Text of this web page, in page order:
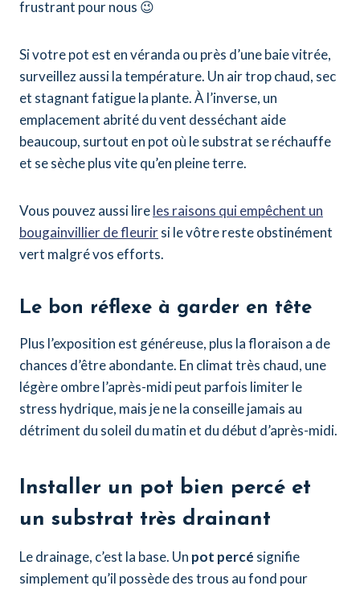
frustrant pour nous 😉
Si votre pot est en véranda ou près d’une baie vitrée,
surveillez aussi la température. Un air trop chaud, sec
et stagnant fatigue la plante. À l’inverse, un
emplacement abrité du vent desséchant aide
beaucoup, surtout en pot où le substrat se réchauffe
et se sèche plus vite qu’en pleine terre.
Vous pouvez aussi lireles raisons qui empêchent un
bougainvillier de fleurirsi le vôtre reste obstinément
vert malgré vos efforts.
Le bon réflexe à garder en tête
Plus l’exposition est généreuse, plus la floraison a de
chances d’être abondante. En climat très chaud, une
légère ombre l’après-midi peut parfois limiter le
stress hydrique, mais je ne la conseille jamais au
détriment du soleil du matin et du début d’après-midi.
Installer un pot bien percé et
un substrat très drainant
Le drainage, c’est la base. Un pot percé signifie
simplement qu’il possède des trous au fond pour